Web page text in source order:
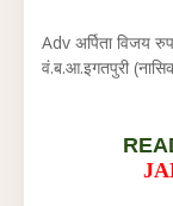
Adv अर्पिता विजय
वं.ब.आ.इगतपुरी